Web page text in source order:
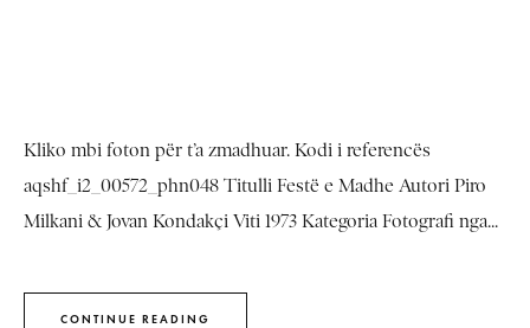
Kliko mbi foton për t’a zmadhuar. Kodi i referencës
aqshf_i2_00572_phn048 Titulli Festë e Madhe Autori Piro
Milkani & Jovan Kondakçi Viti 1973 Kategoria Fotografi nga...
CONTINUE READING